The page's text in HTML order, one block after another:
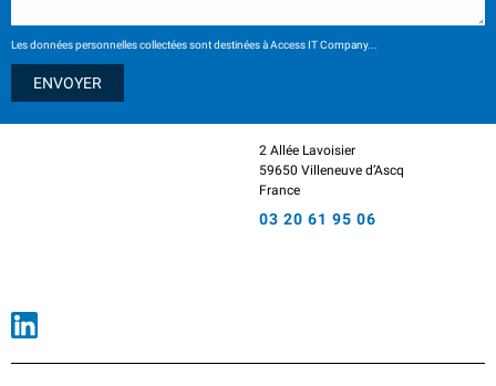
Les données personnelles collectées sont destinées à Access IT Company...
2 Allée Lavoisier
59650 Villeneuve d’Ascq
France
03 20 61 95 06